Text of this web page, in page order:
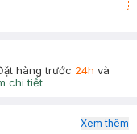
hàng trước 24h và
chi tiết
Xem thêm